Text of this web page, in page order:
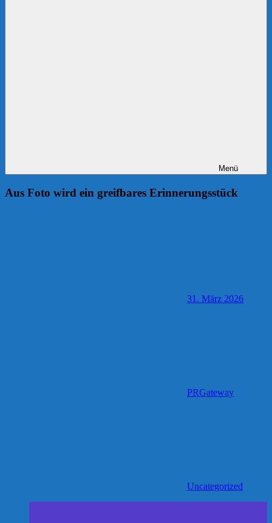
Menü
Aus Foto wird ein greifbares Erinnerungsstück
31. März 2026
PRGateway
Uncategorized